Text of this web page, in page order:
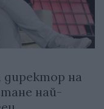
на
най-